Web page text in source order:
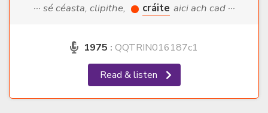
··· sé céasta, clipithe, cráite aici ach cad ···
1975 : QQTRIN016187c1
Read & listen